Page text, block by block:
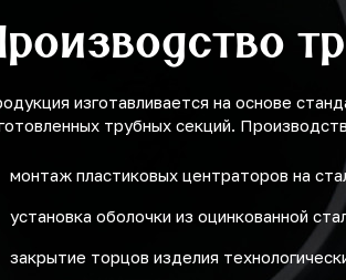
изготавливается на основе
трубных секций.
монтаж пластиковых центраторов на
установка оболочки из оцинкованной
закрытие торцов изделия